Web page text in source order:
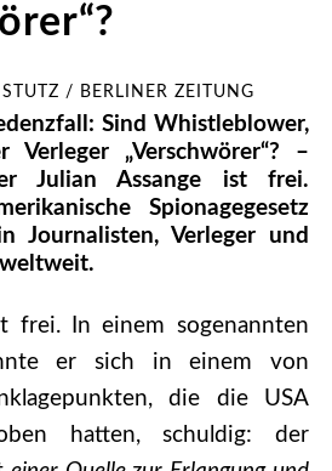
STUTZ / BERLINER ZEITUNG
Sind Whistleblower,
Verleger „Verschwörer“? –
Julian Assange ist frei.
Spionagegesetz
Journalisten, Verleger und
frei. In einem sogenannten
er sich in einem von
die die USA
hatten, schuldig: der